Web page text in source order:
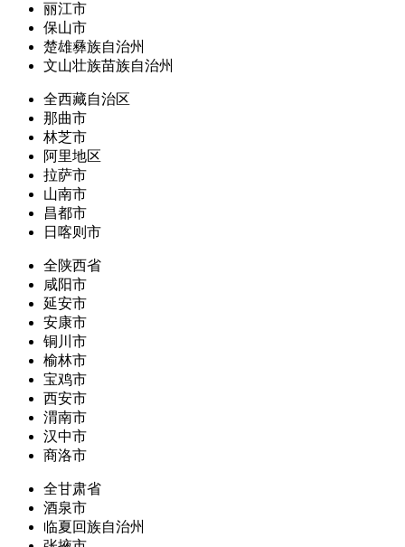
丽江市
保山市
楚雄彝族自治州
文山壮族苗族自治州
全西藏自治区
那曲市
林芝市
阿里地区
拉萨市
山南市
昌都市
日喀则市
全陕西省
咸阳市
延安市
安康市
铜川市
榆林市
宝鸡市
西安市
渭南市
汉中市
商洛市
全甘肃省
酒泉市
临夏回族自治州